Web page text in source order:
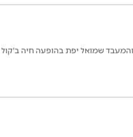
והמעבד שמואל יפת בהופעה חיה ב'קול